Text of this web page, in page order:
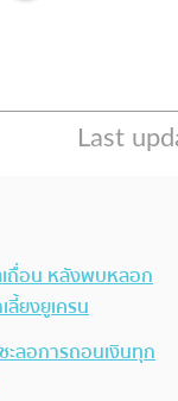
เถื่อน หลังพบหลอก
ลี้ยงยูเครน
ลอการถอนเงินทุก